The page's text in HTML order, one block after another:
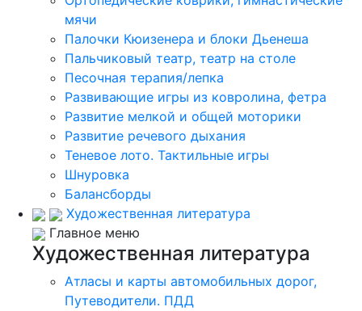
мячи
Палочки Кюизенера и блоки Дьенеша
Пальчиковый театр, театр на столе
Песочная терапия/лепка
Развивающие игры из ковролина, фетра
Развитие мелкой и общей моторики
Развитие речевого дыхания
Теневое лото. Тактильные игры
Шнуровка
Балансборды
Художественная литература
Главное меню
Художественная литература
Атласы и карты автомобильных дорог,
Путеводители. ПДД